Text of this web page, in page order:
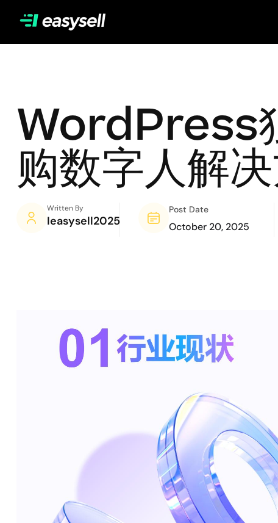
WordPress
购数字人解
Written By
Ieasysell2025
Post Date
October 20, 2025